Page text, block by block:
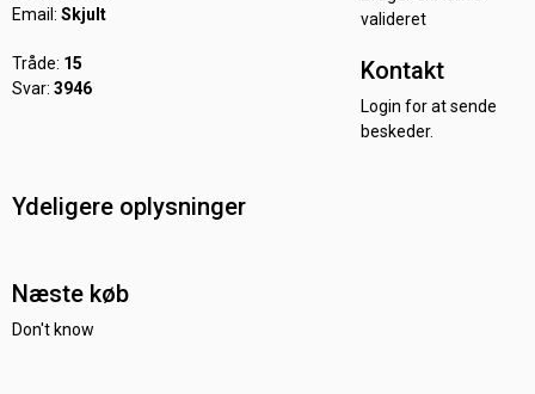
Email: Skjult
Tråde: 15
Svar: 3946
valideret
Kontakt
Login for at sende
beskeder.
Ydeligere oplysninger
Næste køb
Don't know